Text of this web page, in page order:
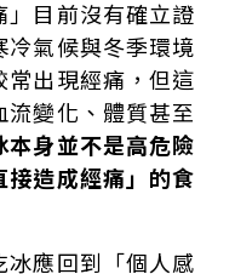
」目前沒有確立證
氣候與冬季環境
常出現經痛，但這
變化、體質甚至
本身並不是高危險
接造成經痛」的食
應回到「個人感